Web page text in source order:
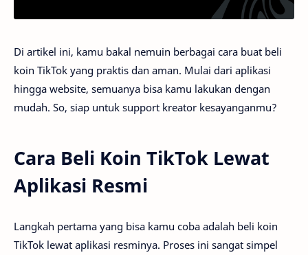
Di artikel ini, kamu bakal nemuin berbagai cara buat beli
koin TikTok yang praktis dan aman. Mulai dari aplikasi
hingga website, semuanya bisa kamu lakukan dengan
mudah. So, siap untuk support kreator kesayanganmu?
Cara Beli Koin TikTok Lewat
Aplikasi Resmi
Langkah pertama yang bisa kamu coba adalah beli koin
TikTok lewat aplikasi resminya. Proses ini sangat simpel